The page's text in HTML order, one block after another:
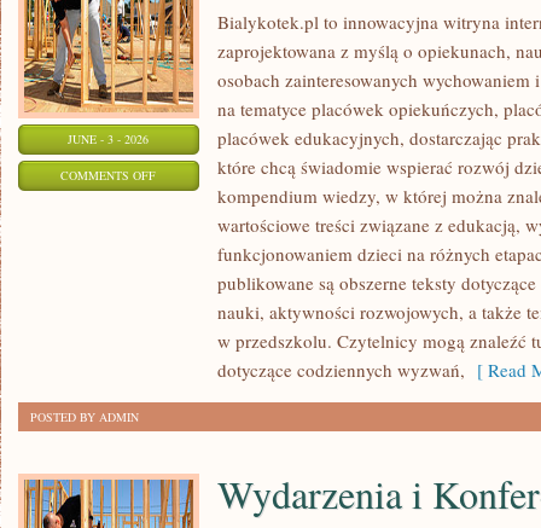
JUNE - 3 - 2026
COMMENTS OFFON
Bialykotek.pl to innowacyjna witryna
zaprojektowana z myślą o opiekunach,
osobach zainteresowanych
na tematyce placówek opiekuńczych,
placówek edukacyjnych, dostarczając
które chcą świadomie wspierać rozwój
kompendium wiedzy, w której można
wartościowe treści związane z edukacją,
funkcjonowaniem dzieci na różnych
publikowane są obszerne teksty
nauki, aktywności rozwojowych, a także
w przedszkolu. Czytelnicy mogą znaleźć
dotyczące codziennych wyzwań, [ Read
POSTED BY ADMIN
Wydarzenia i